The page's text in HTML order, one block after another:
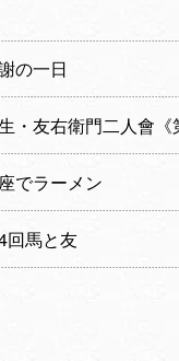
の一日
・友右衛門二人會
でラーメン
回馬と友